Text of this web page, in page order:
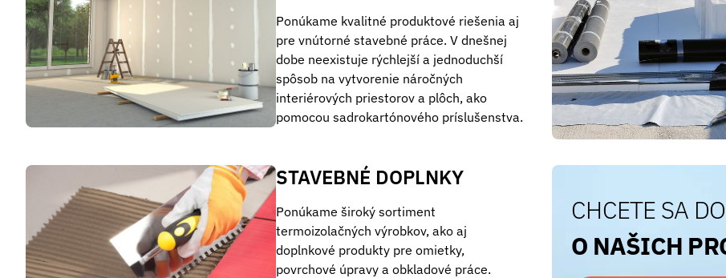
Ponúkame kvalitné produktové riešenia aj
pre vnútorné stavebné práce. V dnešnej
dobe neexistuje rýchlejší a jednoduchší
spôsob na vytvorenie náročných
interiérových priestorov a plôch, ako
pomocou sadrokartónového príslušenstva.
STAVEBNÉ DOPLNKY
Ponúkame široký sortiment
termoizolačných výrobkov, ako aj
doplnkové produkty pre omietky,
povrchové úpravy a obkladové práce.
CHCETE SA
O NAŠICH